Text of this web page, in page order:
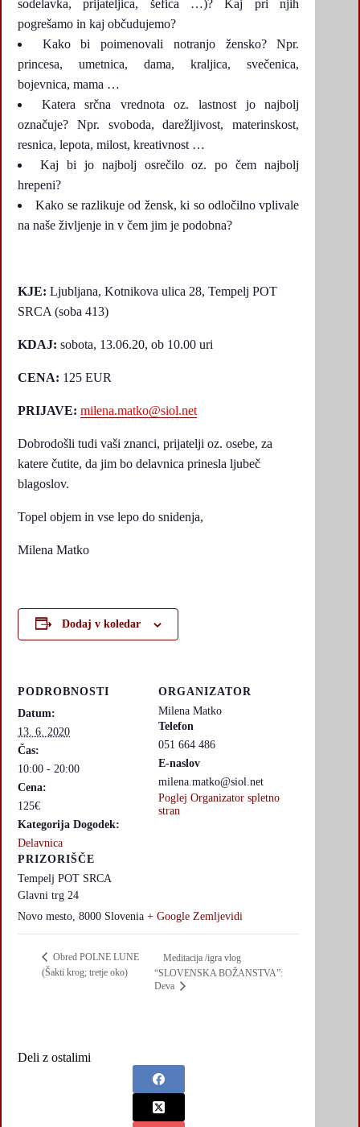
sodelavka, prijateljica, šefica …)? Kaj pri njih
pogrešamo in kaj občudujemo?
Kako bi poimenovali notranjo žensko? Npr.
princesa, umetnica, dama, kraljica, svečenica,
bojevnica, mama …
Katera srčna vrednota oz. lastnost jo najbolj
označuje? Npr. svoboda, darežljivost, materinskost,
resnica, lepota, milost, kreativnost …
Kaj bi jo najbolj osrečilo oz. po čem najbolj
hrepeni?
Kako se razlikuje od žensk, ki so odločilno vplivale
na naše življenje in v čem jim je podobna?
KJE: Ljubljana, Kotnikova ulica 28, Tempelj POT
SRCA (soba 413)
KDAJ: sobota, 13.06.20, ob 10.00 uri
CENA: 125 EUR
PRIJAVE: milena.matko@siol.net
Dobrodošli tudi vaši znanci, prijatelji oz. osebe, za
katere čutite, da jim bo delavnica prinesla ljubeč
blagoslov.
Topel objem in vse lepo do snidenja,
Milena Matko
Dodaj v koledar
PODROBNOSTI
Datum:
13. 6. 2020
Čas:
10:00 - 20:00
Cena:
125€
Kategorija Dogodek:
Delavnica
PRIZORIŠČE
Tempelj POT SRCA
Glavni trg 24
Novo mesto, 8000 Slovenia + Google Zemljevidi
ORGANIZATOR
Milena Matko
Telefon
051 664 486
E-naslov
milena.matko@siol.net
Poglej Organizator spletno
stran
Obred POLNE LUNE
(Šakti krog; tretje oko)
Meditacija /igra vlog
“SLOVENSKA BOŽANSTVA”:
Deva
Deli z ostalimi